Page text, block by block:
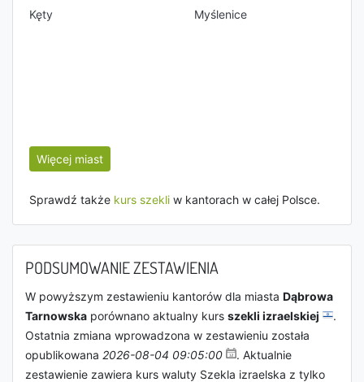
Kęty
Myślenice
Więcej miast
Sprawdź także kurs szekli w kantorach w całej Polsce.
PODSUMOWANIE ZESTAWIENIA
W powyższym zestawieniu kantorów dla miasta Dąbrowa
Tarnowska porównano aktualny kurs szekli izraelskiej
.
Ostatnia zmiana wprowadzona w zestawieniu została
opublikowana 2026-08-04 09:05:00
. Aktualnie
zestawienie zawiera kurs waluty Szekla izraelska z tylko